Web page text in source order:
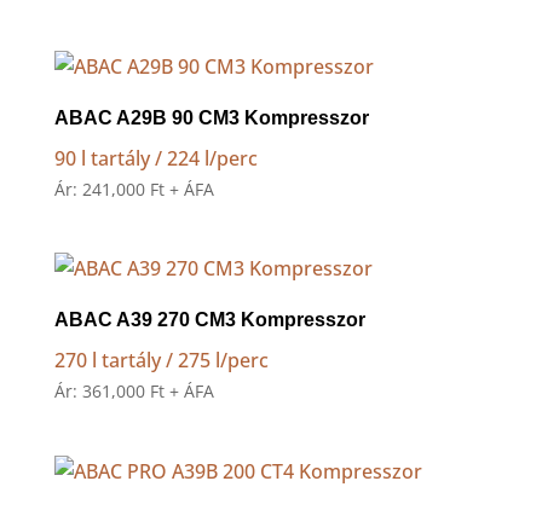
ABAC A29B 90 CM3 Kompresszor
90 l tartály / 224 l/perc
Ár: 241,000 Ft + ÁFA
ABAC A39 270 CM3 Kompresszor
270 l tartály / 275 l/perc
Ár: 361,000 Ft + ÁFA